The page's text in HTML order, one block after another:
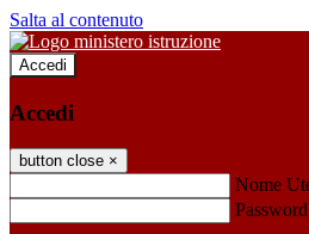
Salta al contenuto
Accedi
Accedi
button close ×
Nome
Password